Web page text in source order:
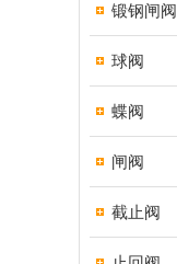
锻钢闸阀
球阀
蝶阀
闸阀
截止阀